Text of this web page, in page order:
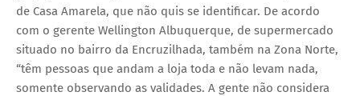
de Casa Amarela, que não quis se identificar. De acordo
com o gerente Wellington Albuquerque, de supermercado
situado no bairro da Encruzilhada, também na Zona Norte,
“têm pessoas que andam a loja toda e não levam nada,
somente observando as validades. A gente não considera